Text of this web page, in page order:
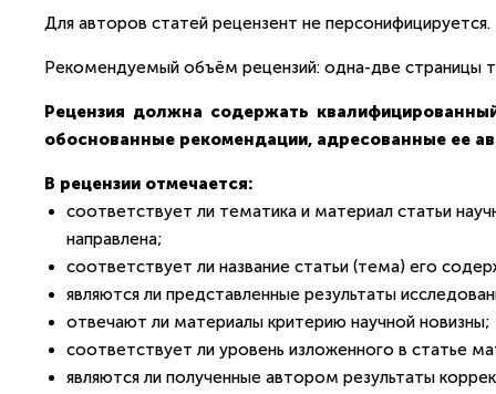
Для авторов статей рецензент не персонифицируется.
Рекомендуемый объём рецензий: одна-две страницы
Рецензия должна содержать
обоснованные рекомендации, адресованные ее
В рецензии отмечается:
соответствует ли тематика и материал статьи
направлена;
соответствует ли название статьи (тема) его
являются ли представленные результаты
отвечают ли материалы критерию научной новизны;
соответствует ли уровень изложенного в статье
являются ли полученные автором результаты